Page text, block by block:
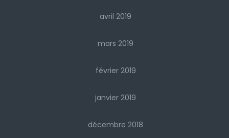
avril 2019
mars 2019
février 2019
janvier 2019
décembre 2018